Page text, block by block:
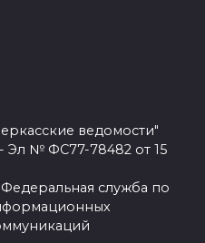
ведомости"
Эл № ФС77-78482 от 15
служба по